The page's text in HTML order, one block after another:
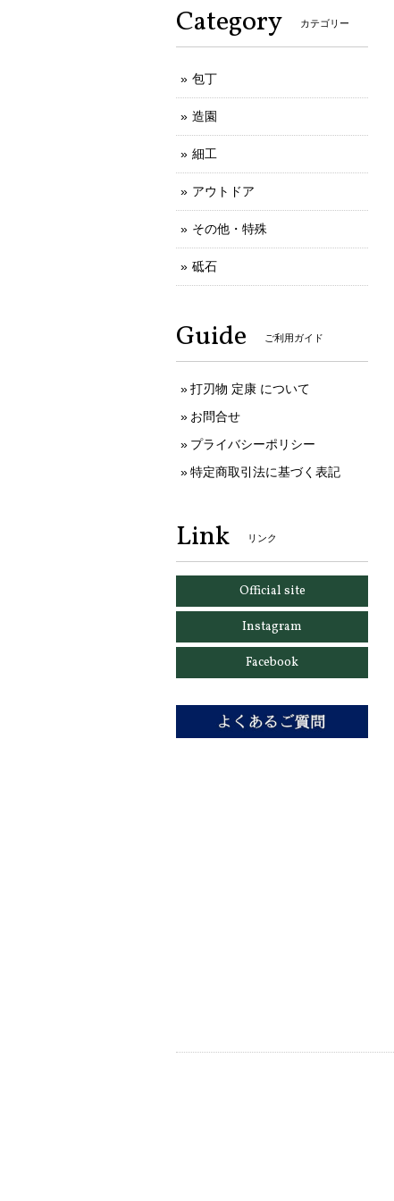
Category カテゴリー
包丁
造園
細工
アウトドア
その他・特殊
砥石
Guide ご利用ガイド
打刃物 定康 について
お問合せ
プライバシーポリシー
特定商取引法に基づく表記
Link リンク
Official site
Instagram
Facebook